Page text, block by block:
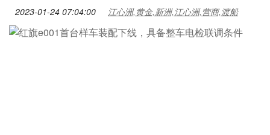
2023-01-24 07:04:00 江心洲,黄金,新洲,江心洲,营商,渡船